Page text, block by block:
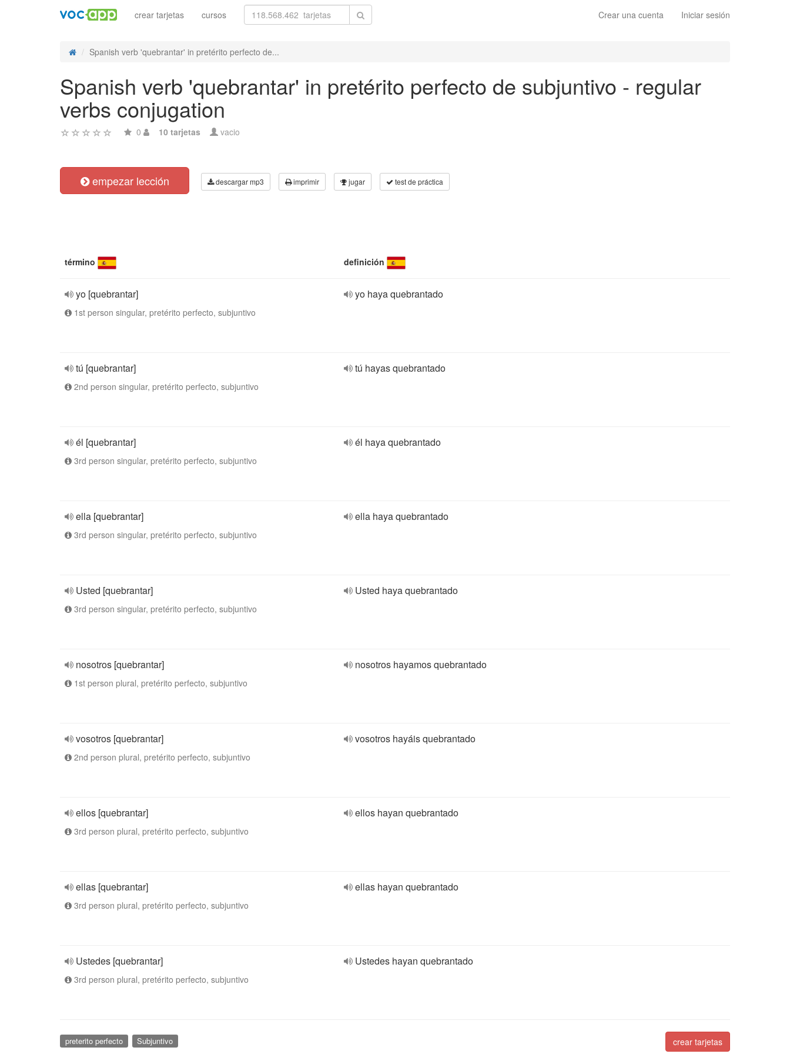
Crear una cuenta Iniciar sesión
crear tarjetas cursos
Spanish verb 'quebrantar' in pretérito perfecto de...
Spanish verb 'quebrantar' in pretérito perfecto de subjuntivo - regular
verbs conjugation
0 10 tarjetas vacio
empezar lección descargar mp3 imprimir jugar test de práctica
término definición
yo [quebrantar]
1st person singular, pretérito perfecto, subjuntivo
yo haya quebrantado
tú [quebrantar]
2nd person singular, pretérito perfecto, subjuntivo
tú hayas quebrantado
él [quebrantar]
3rd person singular, pretérito perfecto, subjuntivo
él haya quebrantado
ella [quebrantar]
3rd person singular, pretérito perfecto, subjuntivo
ella haya quebrantado
Usted [quebrantar]
3rd person singular, pretérito perfecto, subjuntivo
Usted haya quebrantado
nosotros [quebrantar]
1st person plural, pretérito perfecto, subjuntivo
nosotros hayamos quebrantado
vosotros [quebrantar]
2nd person plural, pretérito perfecto, subjuntivo
vosotros hayáis quebrantado
ellos [quebrantar]
3rd person plural, pretérito perfecto, subjuntivo
ellos hayan quebrantado
ellas [quebrantar]
3rd person plural, pretérito perfecto, subjuntivo
ellas hayan quebrantado
Ustedes [quebrantar]
3rd person plural, pretérito perfecto, subjuntivo
Ustedes hayan quebrantado
crear tarjetas
preterito perfecto Subjuntivo